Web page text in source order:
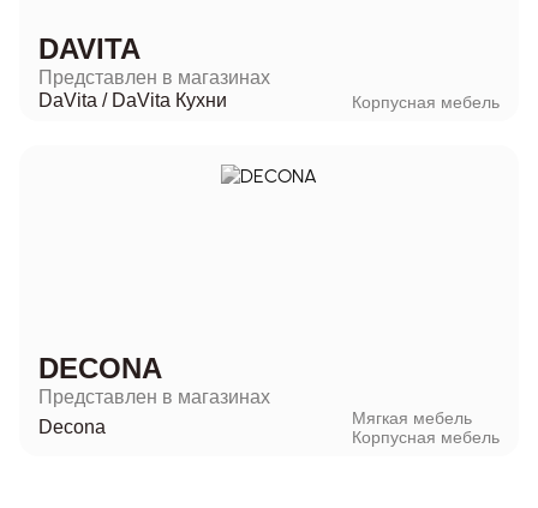
DAVITA
Представлен в магазинах
DaVita / DaVita Кухни Корпусная мебель
DECONA
Представлен в магазинах
Decona
Мягкая мебель
Корпусная мебель